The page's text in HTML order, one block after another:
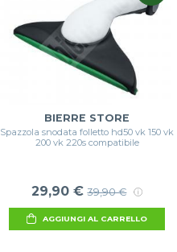
BIERRE STORE
Spazzola snodata folletto hd50 vk 150 vk
200 vk 220s compatibile
29,90 € 39,90 €
AGGIUNGI AL CARRELLO